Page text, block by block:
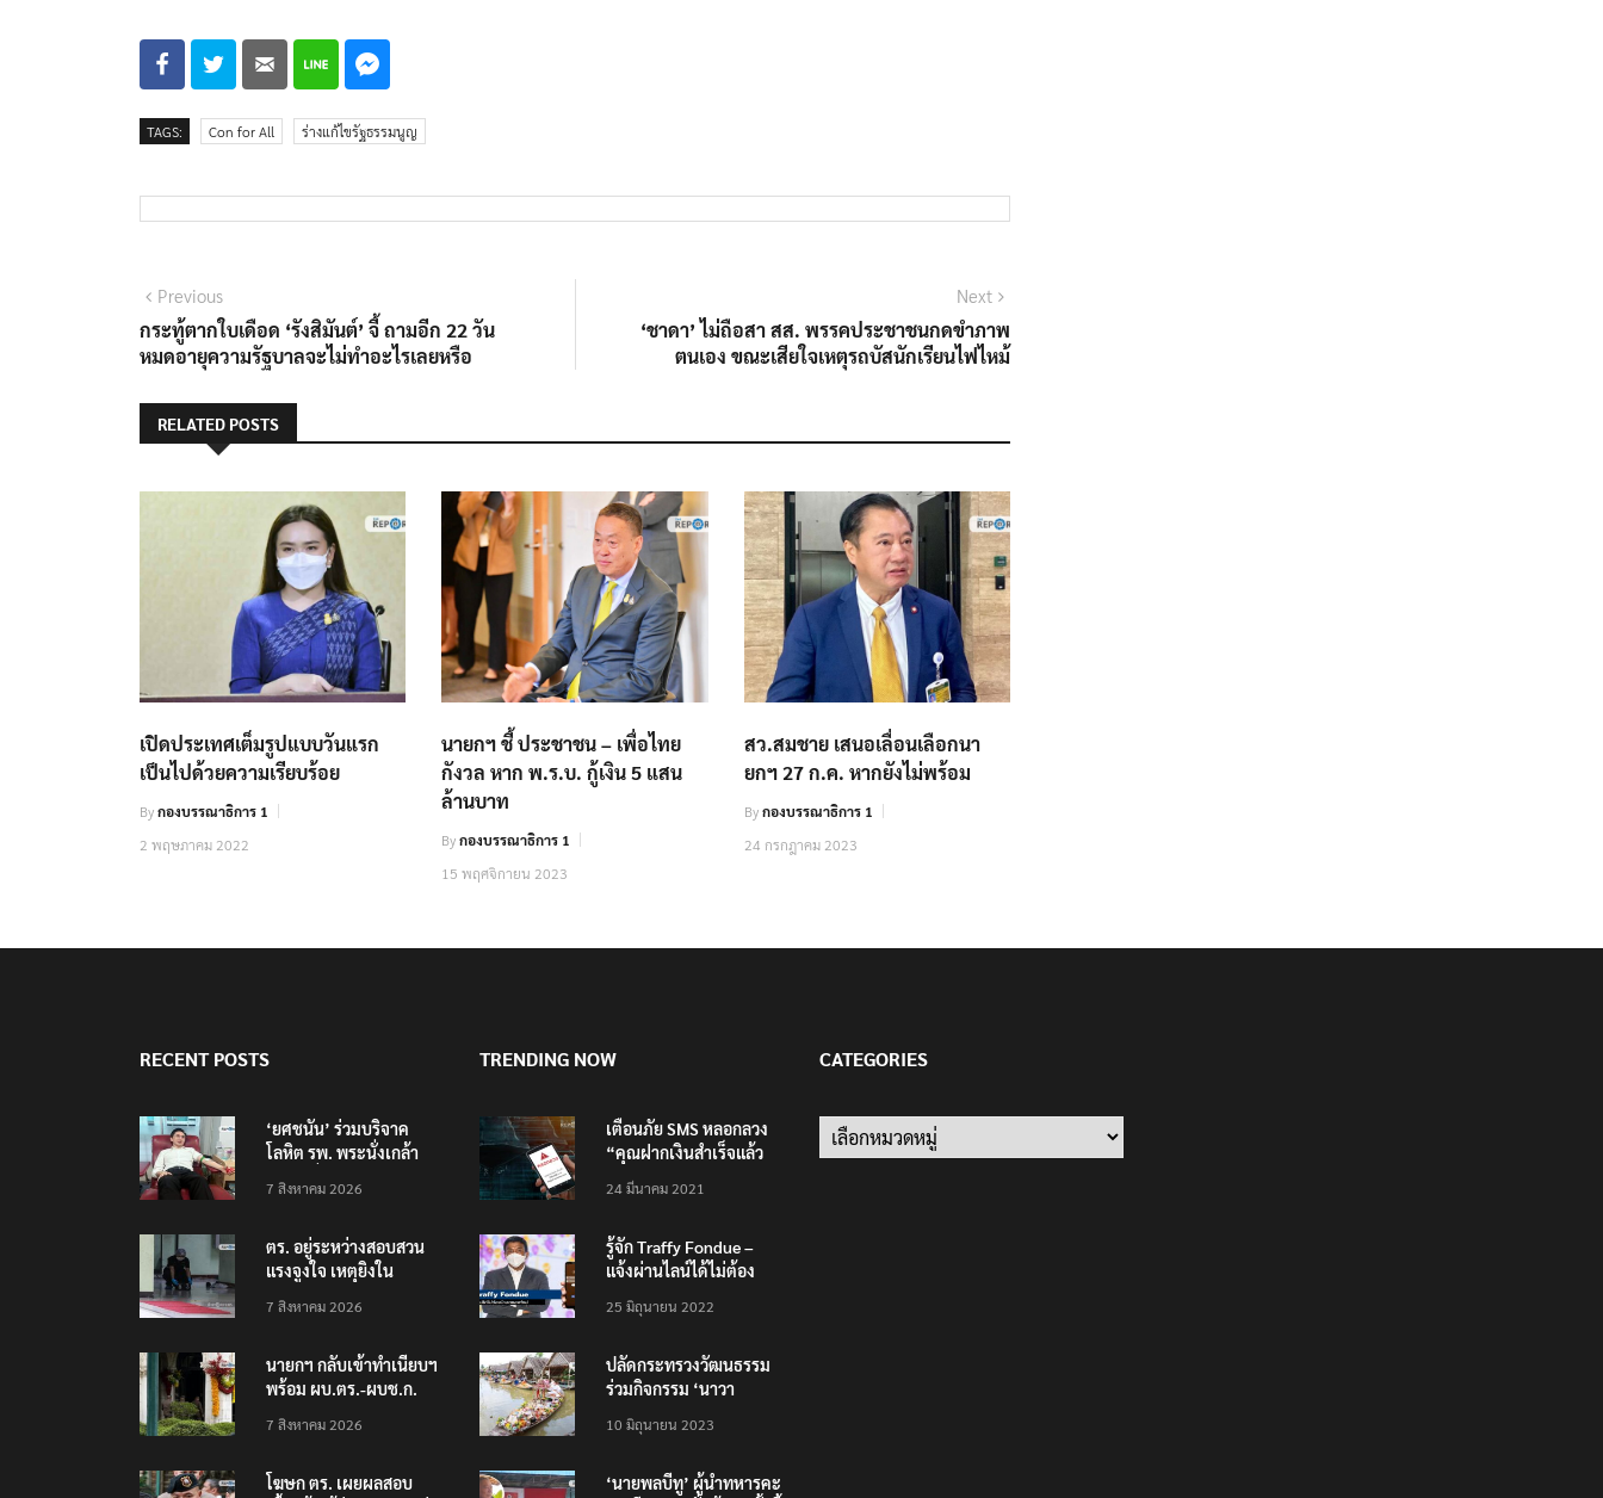
TAGS: Con for All ร่างแก้ไขรัฐธรรมนูญ
แนะแนว
เรื่อง
PreviousPrevious
post:
กระทู้ตากใบเดือด ‘รังสิมันต์’ จี้ ถามอีก 22 วัน
หมดอายุความรัฐบาลจะไม่ทำอะไรเลยหรือ
Next
‘ชาดา’ ไม่ถือสา สส. พรรคประชาชนกดขำภาพ
ตนเอง ขณะเสียใจเหตุรถบัสนักเรียนไฟไหม้
RELATED POSTS
เปิดประเทศเต็มรูปแบบวันแรก
เป็นไปด้วยความเรียบร้อย
Byกองบรรณาธิการ 1
2 พฤษภาคม 2022
นายกฯ ชี้ ประชาชน – เพื่อไทย
กังวล หาก พ.ร.บ. กู้เงิน 5 แสน
ล้านบาท
Byกองบรรณาธิการ 1
15 พฤศจิกายน 2023
สว.สมชาย เสนอเลื่อนเลือกนา
ยกฯ 27 ก.ค. หากยังไม่พร้อม
Byกองบรรณาธิการ 1
24 กรกฎาคม 2023
RECENT POSTS
‘ยศชนัน’ ร่วมบริจาค
โลหิต รพ. พระนั่งเกล้า
เทพศิรินทร์ นนทบุรี
7 สิงหาคม 2026
ตร. อยู่ระหว่างสอบสวน
แรงจูงใจ เหตุยิงใน
นนทบุรี พบเด็กก่อเหตุ
7 สิงหาคม 2026
นายกฯ กลับเข้าทำเนียบฯ
พร้อม ผบ.ตร.-ผบช.ก.
ปืนเถื่อน
7 สิงหาคม 2026
โฆษก ตร. เผยผลสอบ
TRENDING NOW
เตือนภัย SMS หลอกลวง
“คุณฝากเงินสำเร็จแล้ว
200,000 บาท”
24 มีนาคม 2021
รู้จัก Traffy Fondue –
แจ้งผ่านไลน์ได้ไม่ต้อง
ทั่วไทย ไม่ใช่แค่ในกรุง
25 มิถุนายน 2022
ปลัดกระทรวงวัฒนธรรม
ร่วมกิจกรรม ‘นาวา
ตักบาตรทางน้ำ
10 มิถุนายน 2023
‘นายพลบีทู’ ผู้นำทหารคะ
CATEGORIES
Categories